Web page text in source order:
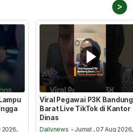
>
2026,
Viral Pegawai P3K Bandung
Barat Live TikTok di Kantor
Dinas
Dailynews - Jumat , 07 Aug 2026,